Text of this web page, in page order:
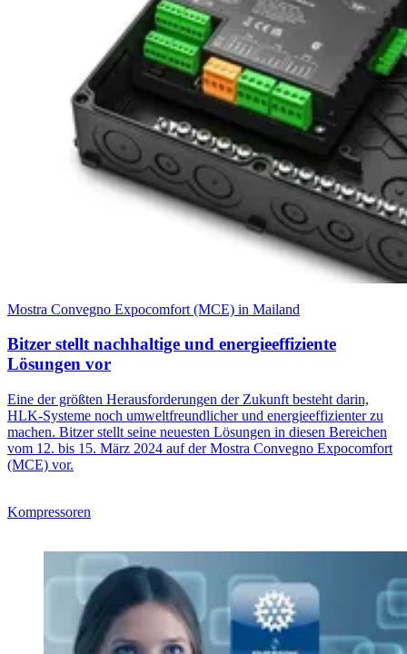
Mostra Convegno Expocomfort (MCE) in Mailand
Bitzer stellt nachhaltige und energieeffiziente
Lösungen vor
Eine der größten Herausforderungen der Zukunft besteht darin,
HLK-Systeme noch umweltfreundlicher und energieeffizienter zu
machen. Bitzer stellt seine neuesten Lösungen in diesen Bereichen
vom 12. bis 15. März 2024 auf der Mostra Convegno Expocomfort
(MCE) vor.
Kompressoren